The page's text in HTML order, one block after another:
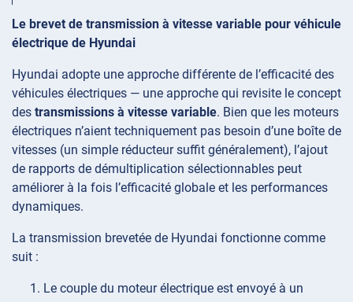
Le brevet de transmission à vitesse variable pour véhicule
électrique de Hyundai
Hyundai adopte une approche différente de l’efficacité des
véhicules électriques — une approche qui revisite le concept
des transmissions à vitesse variable. Bien que les moteurs
électriques n’aient techniquement pas besoin d’une boîte de
vitesses (un simple réducteur suffit généralement), l’ajout
de rapports de démultiplication sélectionnables peut
améliorer à la fois l’efficacité globale et les performances
dynamiques.
La transmission brevetée de Hyundai fonctionne comme
suit :
Le couple du moteur électrique est envoyé à un